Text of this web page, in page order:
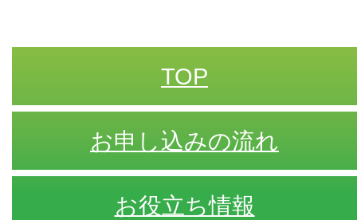
TOP
お申し込みの流れ
お役立ち情報